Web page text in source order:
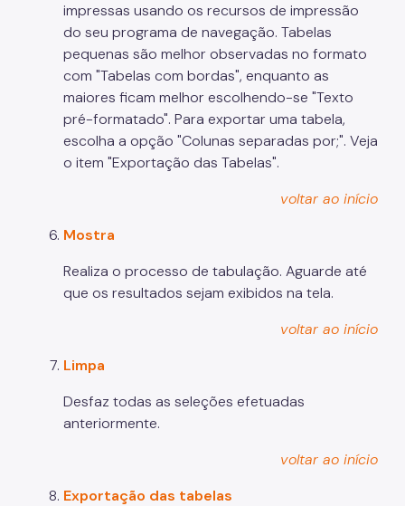
impressas usando os recursos de impressão
do seu programa de navegação. Tabelas
pequenas são melhor observadas no formato
com "Tabelas com bordas", enquanto as
maiores ficam melhor escolhendo-se "Texto
pré-formatado". Para exportar uma tabela,
escolha a opção "Colunas separadas por;". Veja
o item "Exportação das Tabelas".
voltar ao início
Mostra
Realiza o processo de tabulação. Aguarde até
que os resultados sejam exibidos na tela.
voltar ao início
Limpa
Desfaz todas as seleções efetuadas
anteriormente.
voltar ao início
Exportação das tabelas